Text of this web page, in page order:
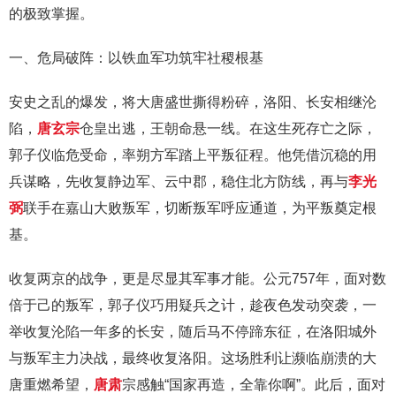
的极致掌握。
一、危局破阵：以铁血军功筑牢社稷根基
安史之乱的爆发，将大唐盛世撕得粉碎，洛阳、长安相继沦
陷， 唐玄宗仓皇出逃，王朝命悬一线。在这生死存亡之际，
郭子仪临危受命，率朔方军踏上平叛征程。他凭借沉稳的用
兵谋略，先收复静边军、云中郡，稳住北方防线，再与李光
弼联手在嘉山大败叛军，切断叛军呼应通道，为平叛奠定根
基。
收复两京的战争，更是尽显其军事才能。公元757年，面对数
倍于己的叛军，郭子仪巧用疑兵之计，趁夜色发动突袭，一
举收复沦陷一年多的长安，随后马不停蹄东征，在洛阳城外
与叛军主力决战，最终收复洛阳。这场胜利让濒临崩溃的大
唐重燃希望， 唐肃宗感触“国家再造，全靠你啊”。此后，面对